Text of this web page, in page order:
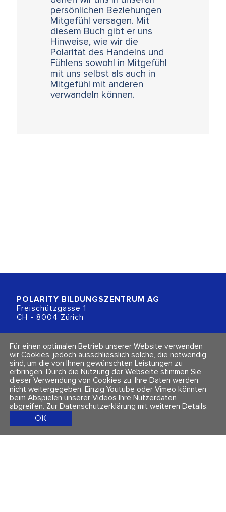
persönlichen Beziehungen
Mitgefühl versagen. Mit
diesem Buch gibt er uns
Hinweise, wie wir die
Polarität des Handelns und
Fühlens sowohl in Mitgefühl
mit uns selbst als auch in
Mitgefühl mit anderen
verwandeln können.
POLARITY BILDUNGSZENTRUM AG
Freischützgasse 1
CH - 8004 Zürich
+41 (0)44 218 80 80
info@polarity.ch
Kontakt & Info
Newsletter
Impressum & Datenschutz
AGBs
Folge uns
Für einen optimalen Betrieb unserer Website verwenden
wir Cookies, jedoch ausschliesslich solche, die notwendig
sind, um die von Ihnen gewünschten Leistungen zu
erbringen. Durch die Nutzung der Webseite stimmen Sie
dieser Verwendung von Cookies zu. Ihre Daten werden
nicht weitergegeben. Einzig Youtube oder Vimeo könnten
beim Abspielen unserer Videos Ihre Nutzerdaten
abgreifen. Zur Datenschutzerklärung mit weiteren Details.
OK